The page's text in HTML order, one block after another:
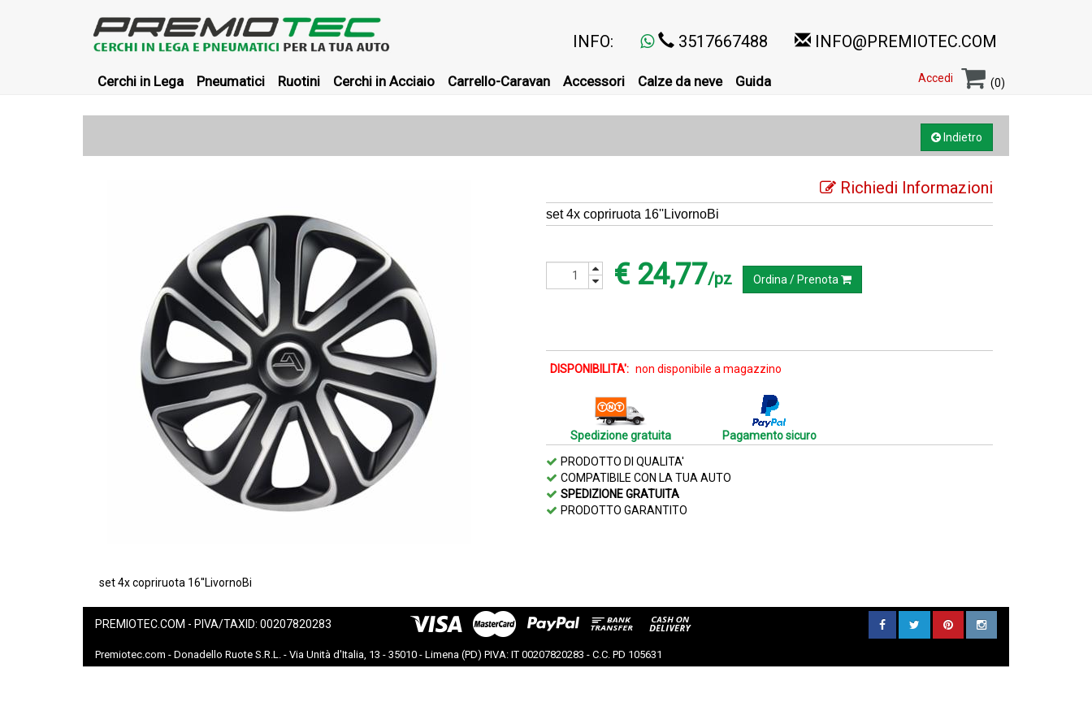
INFO: 3517667488 INFO@PREMIOTEC.COM
Cerchi in Lega Pneumatici Ruotini Cerchi in Acciaio Carrello-Caravan Accessori Calze da neve Guida Accedi (0)
Indietro
set 4x copriruota 16''LivornoBi
Richiedi Informazioni
set 4x copriruota 16''LivornoBi
€ 24,77/pz Ordina / Prenota
DISPONIBILITA': non disponibile a magazzino
Spedizione gratuita Pagamento sicuro
PRODOTTO DI QUALITA'
COMPATIBILE CON LA TUA AUTO
SPEDIZIONE GRATUITA
PRODOTTO GARANTITO
PREMIOTEC.COM - PIVA/TAXID: 00207820283
Premiotec.com - Donadello Ruote S.R.L. - Via Unità d'Italia, 13 - 35010 - Limena (PD) PIVA: IT 00207820283 - C.C. PD 105631